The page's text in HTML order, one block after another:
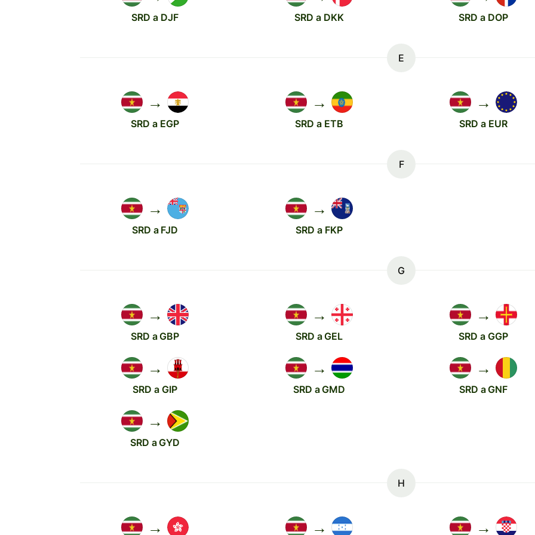
SRD a DJF SRD a DKK SRD a DOP
E
→
SRD a EGP
→
SRD a ETB
→
SRD a EUR
F
→
SRD a FJD
→
SRD a FKP
G
→
SRD a GBP
→
SRD a GEL
→
SRD a GGP
→
SRD a GIP
→
SRD a GMD
→
SRD a GNF
→
SRD a GYD
H
→ → →